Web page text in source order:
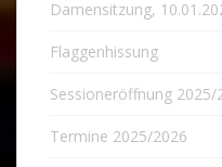
Damensitzung,
Flaggenhissung
Sessioneröffnung 2025/
Termine 2025/2026